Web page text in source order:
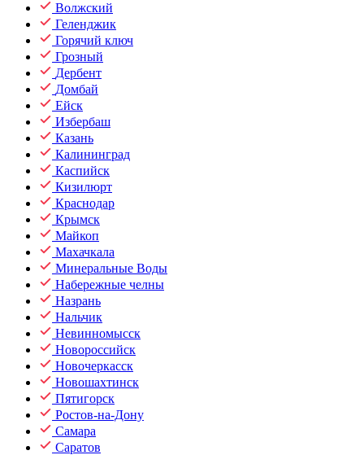
Волжский
Геленджик
Горячий ключ
Грозный
Дербент
Домбай
Ейск
Избербаш
Казань
Калининград
Каспийск
Кизилюрт
Краснодар
Крымск
Майкоп
Махачкала
Минеральные Воды
Набережные челны
Назрань
Нальчик
Невинномысск
Новороссийск
Новочеркасск
Новошахтинск
Пятигорск
Ростов-на-Дону
Самара
Саратов